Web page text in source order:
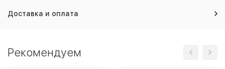
Доставка и оплата
Рекомендуем